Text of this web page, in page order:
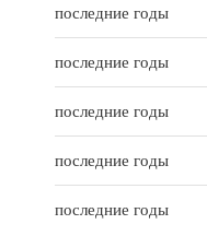
o
f
последние годы
последние годы
последние годы
последние годы
последние годы